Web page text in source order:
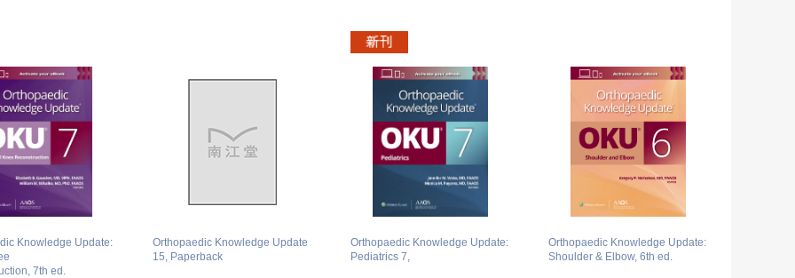
Knowledge Update:
7th ed.
Orthopaedic Knowledge Update
15, Paperback
Orthopaedic Knowledge Update:
Pediatrics 7,
Orthopaedic Knowledge Update:
Shoulder & Elbow, 6th ed.